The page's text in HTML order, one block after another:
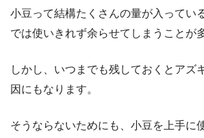
小豆って結構たくさんの量が入ってい
では使いきれず余らせてしまうことが
しかし、いつまでも残しておくとアズ
因にもなります。
そうならないためにも、小豆を上手に